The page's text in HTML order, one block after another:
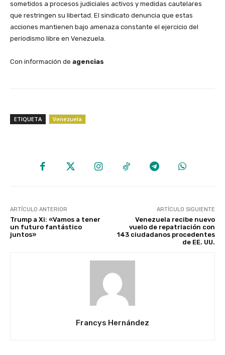
sometidos a procesos judiciales activos y medidas cautelares
que restringen su libertad. El sindicato denuncia que estas
acciones mantienen bajo amenaza constante el ejercicio del
periodismo libre en Venezuela.
Con información de agencias
ETIQUETA Venezuela
ARTÍCULO ANTERIOR
Trump a Xi: «Vamos a tener
un futuro fantástico
juntos»
ARTÍCULO SIGUIENTE
Venezuela recibe nuevo
vuelo de repatriación con
143 ciudadanos procedentes
de EE. UU.
Francys Hernández